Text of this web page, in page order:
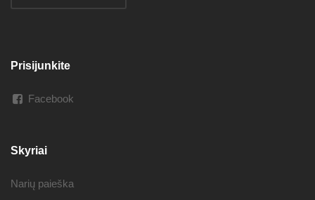
Prisijunkite
Facebook
Skyriai
Narių paieška